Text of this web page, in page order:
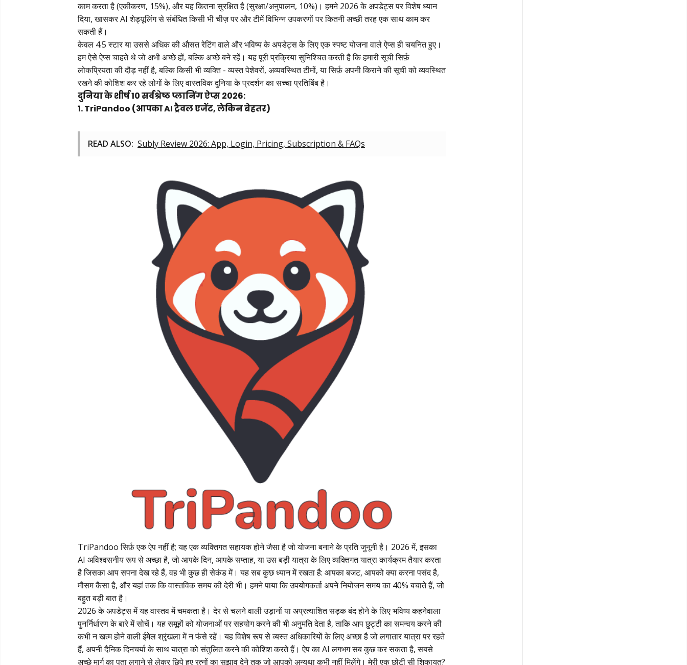
काम करता है (एकीकरण, 15%), और यह कितना सुरक्षित है (सुरक्षा/अनुपालन, 10%)। हमने 2026 के अपडेट्स पर विशेष ध्यान
दिया, खासकर AI शेड्यूलिंग से संबंधित किसी भी चीज़ पर और टीमें विभिन्न उपकरणों पर कितनी अच्छी तरह एक साथ काम कर
सकती हैं।
केवल 4.5 स्टार या उससे अधिक की औसत रेटिंग वाले और भविष्य के अपडेट्स के लिए एक स्पष्ट योजना वाले ऐप्स ही चयनित हुए।
हम ऐसे ऐप्स चाहते थे जो अभी अच्छे हों, बल्कि अच्छे बने रहें। यह पूरी प्रक्रिया सुनिश्चित करती है कि हमारी सूची सिर्फ़
लोकप्रियता की दौड़ नहीं है, बल्कि किसी भी व्यक्ति - व्यस्त पेशेवरों, अव्यवस्थित टीमों, या सिर्फ़ अपनी किराने की सूची को व्यवस्थित
रखने की कोशिश कर रहे लोगों के लिए वास्तविक दुनिया के प्रदर्शन का सच्चा प्रतिबिंब है।
दुनिया के शीर्ष 10 सर्वश्रेष्ठ प्लानिंग ऐप्स 2026:
1. TriPandoo (आपका AI ट्रैवल एजेंट, लेकिन बेहतर)
READ ALSO: Subly Review 2026: App, Login, Pricing, Subscription & FAQs
TriPandoo सिर्फ़ एक ऐप नहीं है; यह एक व्यक्तिगत सहायक होने जैसा है जो योजना बनाने के प्रति जुनूनी है। 2026 में, इसका
AI अविश्वसनीय रूप से अच्छा है, जो आपके दिन, आपके सप्ताह, या उस बड़ी यात्रा के लिए व्यक्तिगत यात्रा कार्यक्रम तैयार करता
है जिसका आप सपना देख रहे हैं, वह भी कुछ ही सेकंड में। यह सब कुछ ध्यान में रखता है: आपका बजट, आपको क्या करना पसंद है,
मौसम कैसा है, और यहां तक कि वास्तविक समय की देरी भी। हमने पाया कि उपयोगकर्ता अपने नियोजन समय का 40% बचाते हैं, जो
बहुत बड़ी बात है।
2026 के अपडेट्स में यह वास्तव में चमकता है। देर से चलने वाली उड़ानों या अप्रत्याशित सड़क बंद होने के लिए भविष्य कहनेवाला
पुनर्निर्धारण के बारे में सोचें। यह समूहों को योजनाओं पर सहयोग करने की भी अनुमति देता है, ताकि आप छुट्टी का समन्वय करने की
कभी न खत्म होने वाली ईमेल श्रृंखला में न फंसे रहें। यह विशेष रूप से व्यस्त अधिकारियों के लिए अच्छा है जो लगातार यात्रा पर रहते
हैं, अपनी दैनिक दिनचर्या के साथ यात्रा को संतुलित करने की कोशिश करते हैं। ऐप का AI लगभग सब कुछ कर सकता है, सबसे
अच्छे मार्ग का पता लगाने से लेकर छिपे हुए रत्नों का सुझाव देने तक जो आपको अन्यथा कभी नहीं मिलेंगे। मेरी एक छोटी सी शिकायत?